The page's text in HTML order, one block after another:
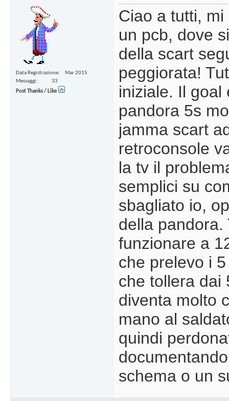
Data Registrazione
Mar 2015
Messaggi
33
Post Thanks / Like
Ciao a tutti,
un pcb, dove
della scart
peggiorata!
iniziale. Il goal
pandora 5s
jamma scart
retroconsole
la tv il
semplici su
sbagliato io,
della
funzionare a
che prelevo i
che tollera dai
diventa molto
mano al
quindi
schema o un